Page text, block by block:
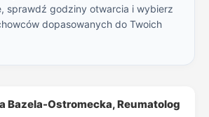
sprawdź godziny otwarcia i wybierz
dopasowanych do Twoich
Bazela-Ostromecka, Reumatolog